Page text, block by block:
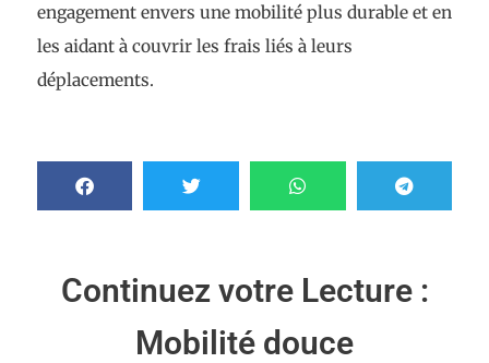
engagement envers une mobilité plus durable et en
les aidant à couvrir les frais liés à leurs
déplacements.
Continuez votre Lecture :
Mobilité douce